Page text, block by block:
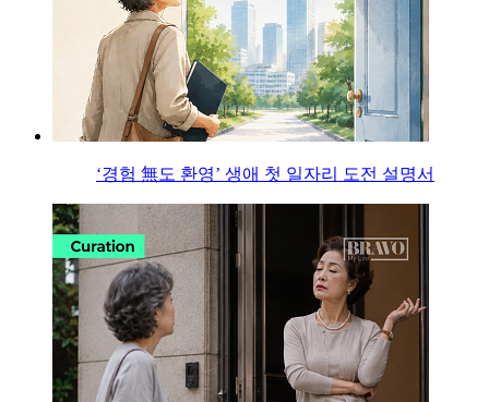
‘경험 無도 환영’ 생애 첫 일자리 도전 설명서